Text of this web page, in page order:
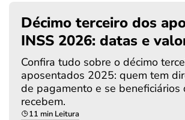
Décimo terceiro dos
INSS 2026: datas e
Confira tudo sobre o décimo
aposentados 2025: quem tem
de pagamento e se beneficiários
recebem.
11 min Leitura